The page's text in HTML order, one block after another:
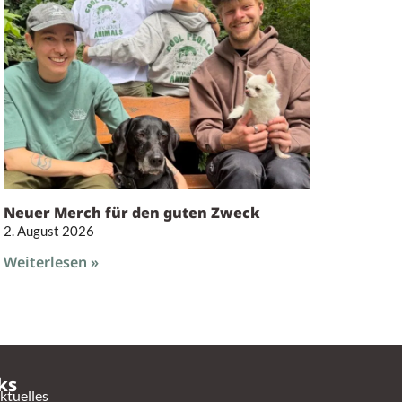
Neuer Merch für den guten Zweck
2. August 2026
Weiterlesen »